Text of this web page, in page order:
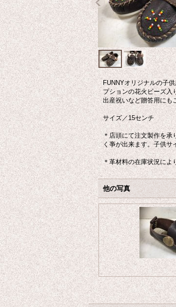
FUNNYオリジナルの子
プションの花火ビーズ入
出産祝いなど贈答用にも
サイズ／15センチ
＊店頭にて注文製作を承
く亊が出来ます。子供サ
＊革材料の在庫状況によ
他の写真